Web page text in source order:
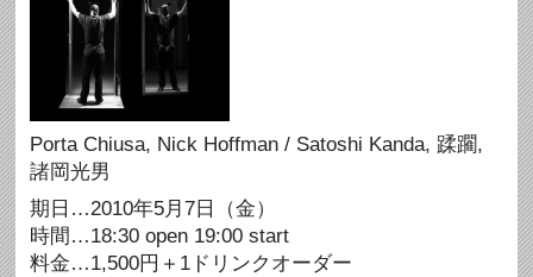
Porta Chiusa, Nick Hoffman / Satoshi Kanda, 蹂躙,
諸岡光男
期日…2010年5月7日（金）
時間…18:30 open 19:00 start
料金…1,500円＋1ドリンクオーダー